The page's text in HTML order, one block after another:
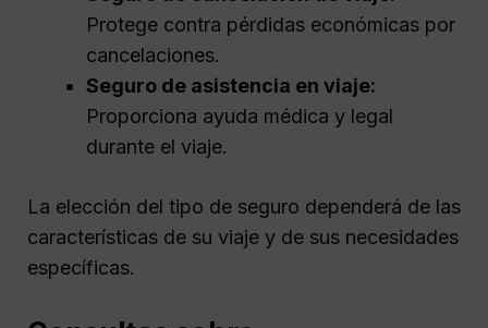
Protege contra pérdidas económicas por
cancelaciones.
Seguro de asistencia en viaje:
Proporciona ayuda médica y legal
durante el viaje.
La elección del tipo de seguro dependerá de las
características de su viaje y de sus necesidades
específicas.